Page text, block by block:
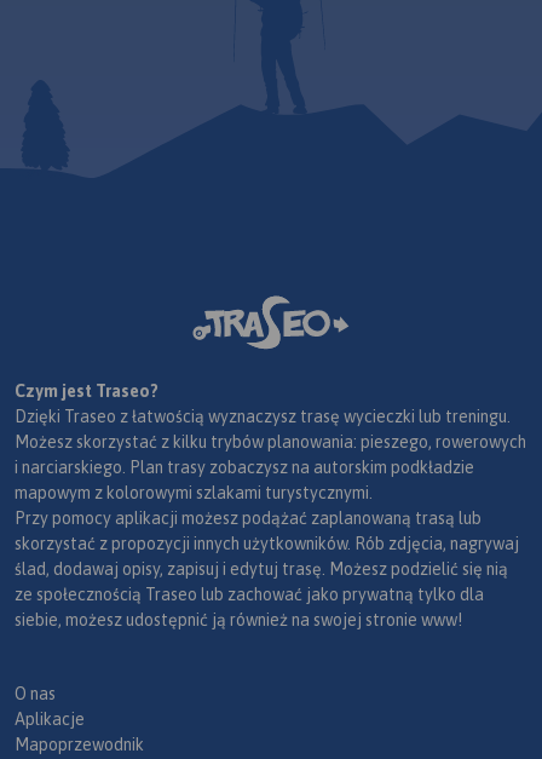
Czym jest Traseo?
Dzięki Traseo z łatwością wyznaczysz trasę wycieczki lub treningu.
Możesz skorzystać z kilku trybów planowania: pieszego, rowerowych
i narciarskiego. Plan trasy zobaczysz na autorskim podkładzie
mapowym z kolorowymi szlakami turystycznymi.
Przy pomocy aplikacji możesz podążać zaplanowaną trasą lub
skorzystać z propozycji innych użytkowników. Rób zdjęcia, nagrywaj
ślad, dodawaj opisy, zapisuj i edytuj trasę. Możesz podzielić się nią
ze społecznością Traseo lub zachować jako prywatną tylko dla
siebie, możesz udostępnić ją również na swojej stronie www!
O nas
Aplikacje
Mapoprzewodnik